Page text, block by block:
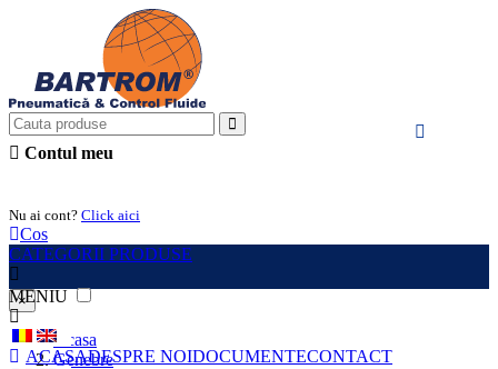
Contul meu
Nu ai cont? Click aici
Cos
CATEGORII PRODUSE
MENIU
ACASADESPRE NOIDOCUMENTECONTACT
×
Acasa
Genebre